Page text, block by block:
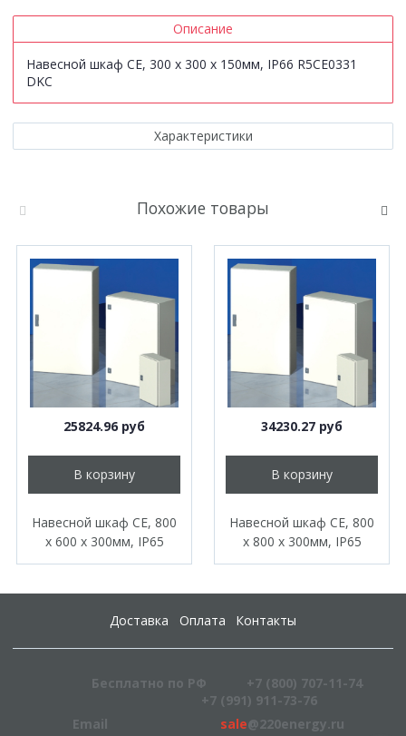
Описание
Навесной шкаф CE, 300 x 300 x 150мм, IP66 R5CE0331
DKC
Характеристики
Похожие товары
25824.96 руб
В корзину
Навесной шкаф CE, 800
x 600 x 300мм, IP65
34230.27 руб
В корзину
Навесной шкаф CE, 800
x 800 x 300мм, IP65
Доставка Оплата Контакты
Бесплатно по РФ
+7 (800) 707-11-74
+7 (991) 911-73-76
Email
sale@220energy.ru